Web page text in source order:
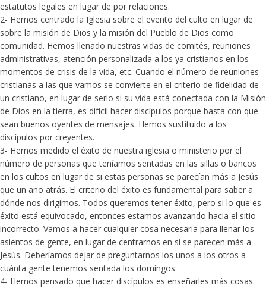
estatutos legales en lugar de por relaciones.
2- Hemos centrado la Iglesia sobre el evento del culto en lugar de
sobre la misión de Dios y la misión del Pueblo de Dios como
comunidad. Hemos llenado nuestras vidas de comités, reuniones
administrativas, atención personalizada a los ya cristianos en los
momentos de crisis de la vida, etc. Cuando el número de reuniones
cristianas a las que vamos se convierte en el criterio de fidelidad de
un cristiano, en lugar de serlo si su vida está conectada con la Misión
de Dios en la tierra, es difícil hacer discípulos porque basta con que
sean buenos oyentes de mensajes. Hemos sustituido a los
discípulos por creyentes.
3- Hemos medido el éxito de nuestra iglesia o ministerio por el
número de personas que teníamos sentadas en las sillas o bancos
en los cultos en lugar de si estas personas se parecían más a Jesús
que un año atrás. El criterio del éxito es fundamental para saber a
dónde nos dirigimos. Todos queremos tener éxito, pero si lo que es
éxito está equivocado, entonces estamos avanzando hacia el sitio
incorrecto. Vamos a hacer cualquier cosa necesaria para llenar los
asientos de gente, en lugar de centrarnos en si se parecen más a
Jesús. Deberíamos dejar de preguntarnos los unos a los otros a
cuánta gente tenemos sentada los domingos.
4- Hemos pensado que hacer discípulos es enseñarles más cosas.